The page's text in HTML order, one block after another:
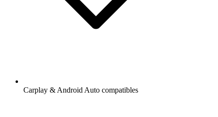
Carplay & Android Auto compatibles